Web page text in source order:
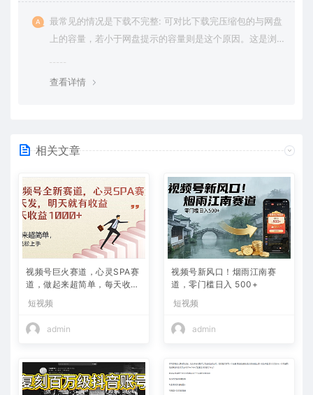
最常见的情况是下载不完整: 可对比下载完压缩包的与网盘
上的容量，若小于网盘提示的容量则是这个原因。这是浏
查看详情
相关文章
视频号巨火赛道，心灵SPA赛
道，做起来超简单，每天收益
800+
短视频
admin
视频号新风口！烟雨江南赛
道，零门槛日入 500+
短视频
admin